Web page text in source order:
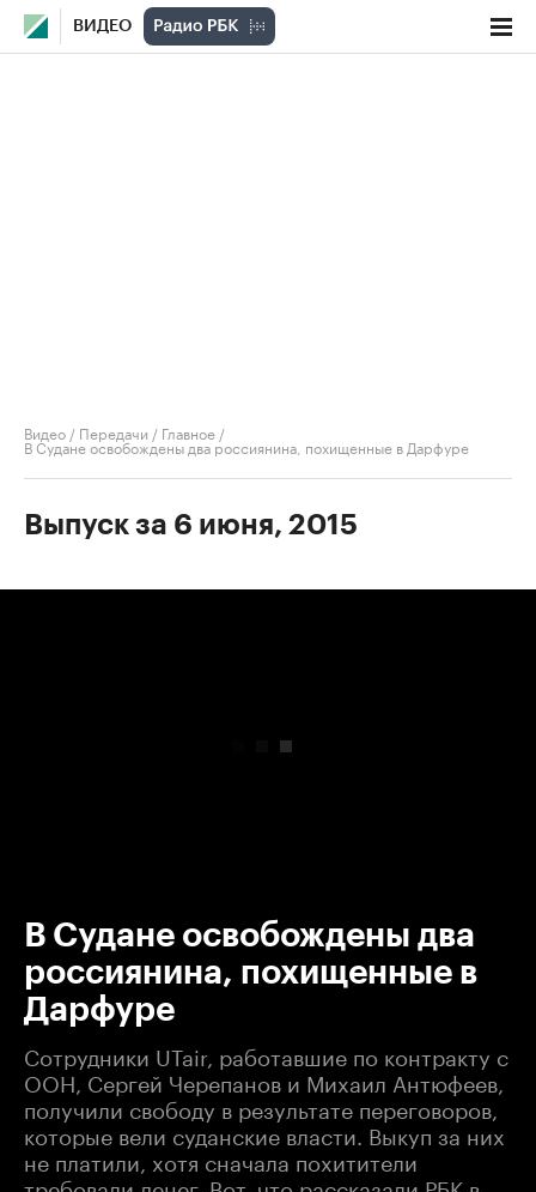
ВИДЕО
Видео / Передачи / Главное /
В Судане освобождены два россиянина, похищенные в Дарфуре
Выпуск за 6 июня, 2015
В Судане освобождены два
россиянина, похищенные в
Дарфуре
Сотрудники UTair, работавшие по контракту с
ООН, Сергей Черепанов и Михаил Антюфеев,
получили свободу в результате переговоров,
которые вели суданские власти. Выкуп за них
не платили, хотя сначала похитители